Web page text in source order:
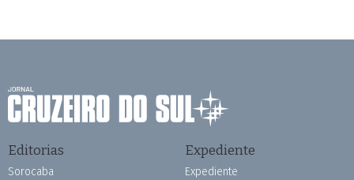
Editorias
Sorocaba
Expediente
Expediente